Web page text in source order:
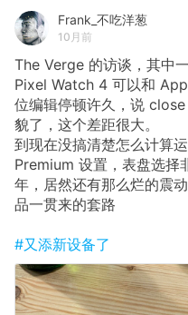
Frank_不吃洋葱
10月前
The Verge 的访谈，其中
Pixel Watch 4 可以和
位编辑停顿许久，说
貌了，这个差距很大。
到现在没搞清楚怎么计算
Premium 设置，表盘选择
年，居然还有那么烂的震
品一贯来的套路
#又添新设备了